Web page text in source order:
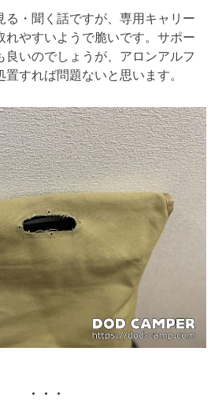
る・聞く話ですが、専用キャリー
れやすいようで脆いです。サポー
良いのでしょうが、アロンアルフ
すれば問題ないと思います。
・・・